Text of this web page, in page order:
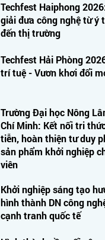
Techfest Haiphong
giải đưa công nghệ từ ý
đến thị trường
Techfest Hải Phòng
trí tuệ - Vươn khơi đổi
Trường Đại học Nông
Chí Minh: Kết nối tri
tiễn, hoàn thiện tư duy
sản phẩm khởi nghiệp
viên
Khởi nghiệp sáng tạo
hình thành DN công
cạnh tranh quốc tế